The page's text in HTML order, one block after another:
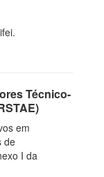
Técnico-
em
de
I da